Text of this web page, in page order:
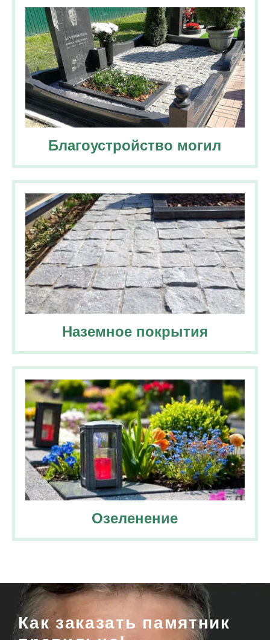
Благоустройство могил
Наземное покрытия
Озеленение
Как заказать памятник